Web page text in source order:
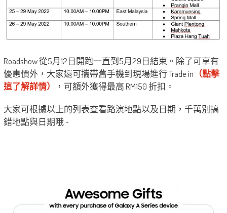
Roadshow 從5月12日開跑一直到5月29日結束。除了可享有
優惠價外，大家還可攜帶舊手機到現場進行 Trade in （點擊
這了解詳情）
，可額外獲得最高 RM150 折扣。
大家可根據以上的列表查看路演地點以及日期，千萬別搞
錯地點與日期哦 ~